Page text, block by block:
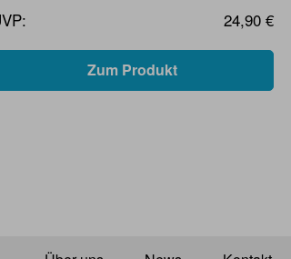
24,90 €
Zum Produkt